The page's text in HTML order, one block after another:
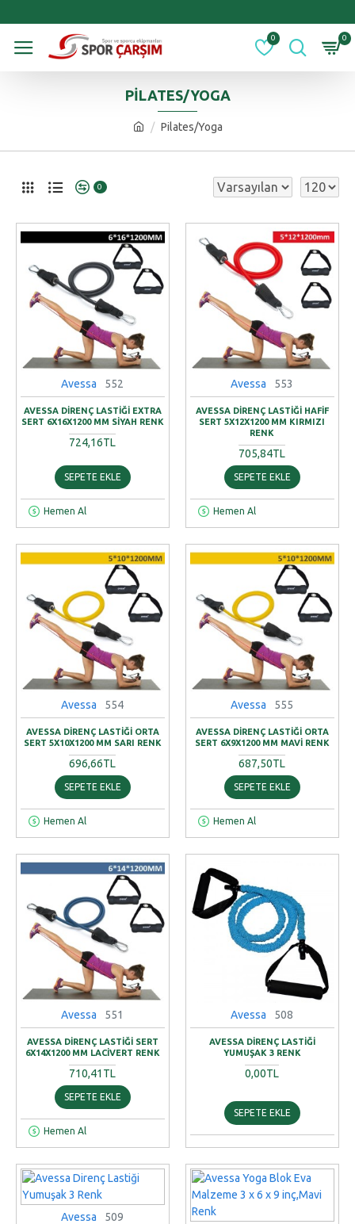
0 0
Pilates/Yoga
PILATES/YOGA
0
Avessa 552
AVESSA DIRENÇ LASTIĞI EXTRA
SERT 6X16X1200 MM SIYAH RENK
724,16TL
SEPETE EKLE
Hemen Al
Avessa 553
AVESSA DIRENÇ LASTIĞI HAFIF
SERT 5X12X1200 MM KIRMIZI
RENK
705,84TL
SEPETE EKLE
Hemen Al
Avessa 554
AVESSA DIRENÇ LASTIĞI ORTA
SERT 5X10X1200 MM SARI RENK
696,66TL
SEPETE EKLE
Hemen Al
Avessa 555
AVESSA DIRENÇ LASTIĞI ORTA
SERT 6X9X1200 MM MAVI RENK
687,50TL
SEPETE EKLE
Hemen Al
Avessa 551
AVESSA DIRENÇ LASTIĞI SERT
6X14X1200 MM LACIVERT RENK
710,41TL
SEPETE EKLE
Hemen Al
Avessa 508
AVESSA DIRENÇ LASTIĞI
YUMUŞAK 3 RENK
0,00TL
SEPETE EKLE
Avessa 509